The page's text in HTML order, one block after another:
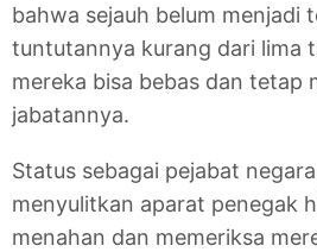
bahwa sejauh belum menjadi
tuntutannya kurang dari lima
mereka bisa bebas dan tetap
jabatannya.
Status sebagai pejabat
menyulitkan aparat penegak
menahan dan memeriksa